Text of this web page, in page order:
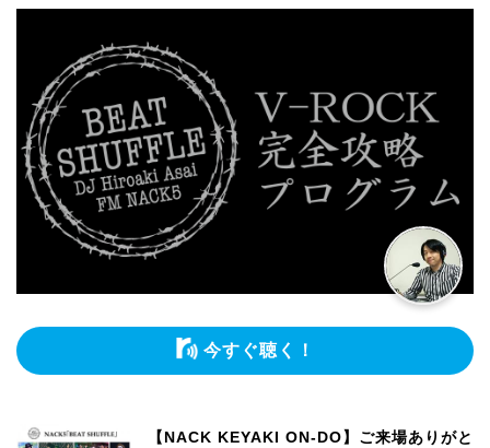
今すぐ聴く！
【NACK KEYAKI ON-DO】ご来場ありがと